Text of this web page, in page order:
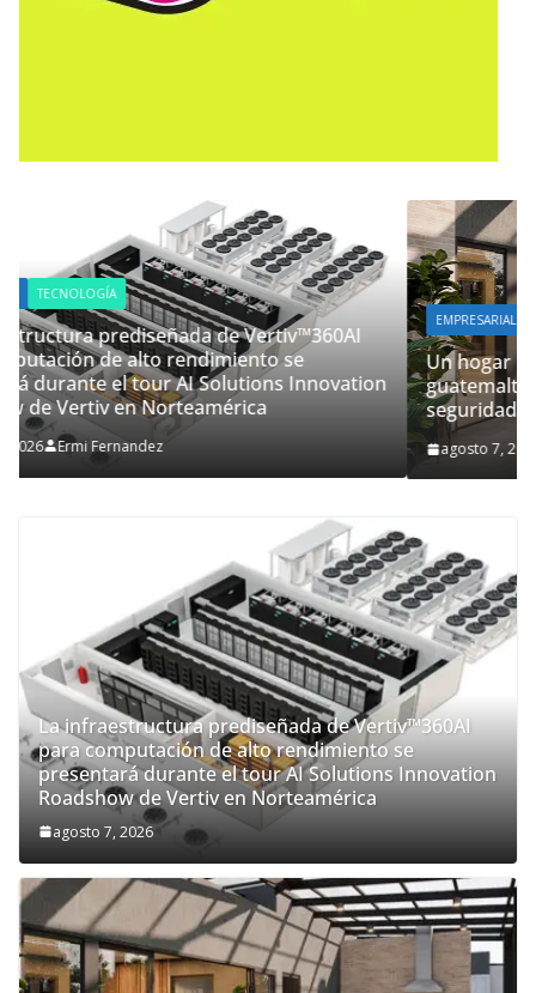
EMPRESARIAL
Un hogar más allá del inmueble: las familias
guatemaltecas priorizan el bienestar y la
seguridad
agosto 7, 2026
La infraestructura prediseñada de Vertiv™360AI
para computación de alto rendimiento se
presentará durante el tour AI Solutions Innovation
Roadshow de Vertiv en Norteamérica
agosto 7, 2026